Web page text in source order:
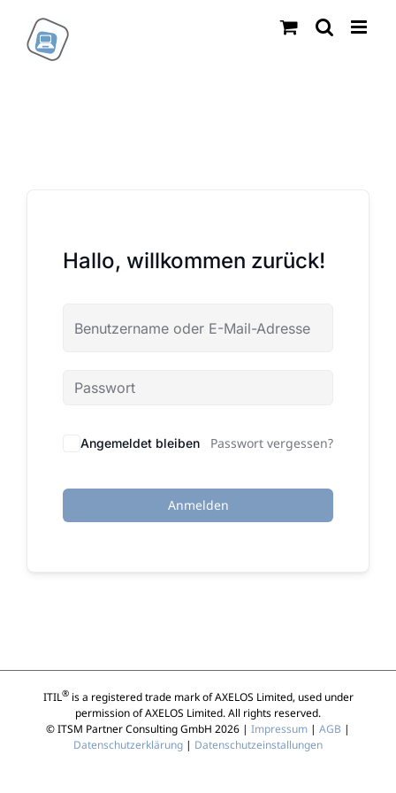
Inhalt
springen
Hallo, willkommen zurück!
Angemeldet bleiben Passwort vergessen?
Anmelden
ITIL®is a registered trade mark of AXELOS Limited, used under
permission of AXELOS Limited. All rights reserved.
© ITSM Partner Consulting GmbH 2026 | Impressum | AGB |
Datenschutzerklärung | Datenschutzeinstallungen